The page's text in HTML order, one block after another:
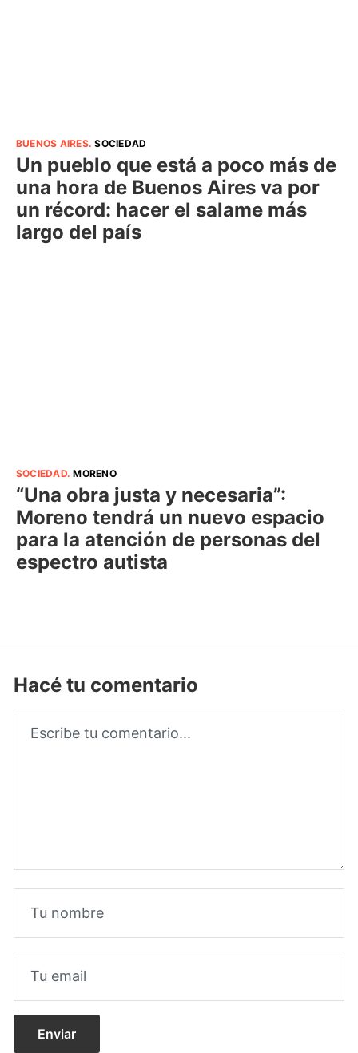
BUENOS AIRES.SOCIEDAD
Un pueblo que está a poco más de
una hora de Buenos Aires va por
un récord: hacer el salame más
largo del país
SOCIEDAD.MORENO
“Una obra justa y necesaria”:
Moreno tendrá un nuevo espacio
para la atención de personas del
espectro autista
Hacé tu comentario